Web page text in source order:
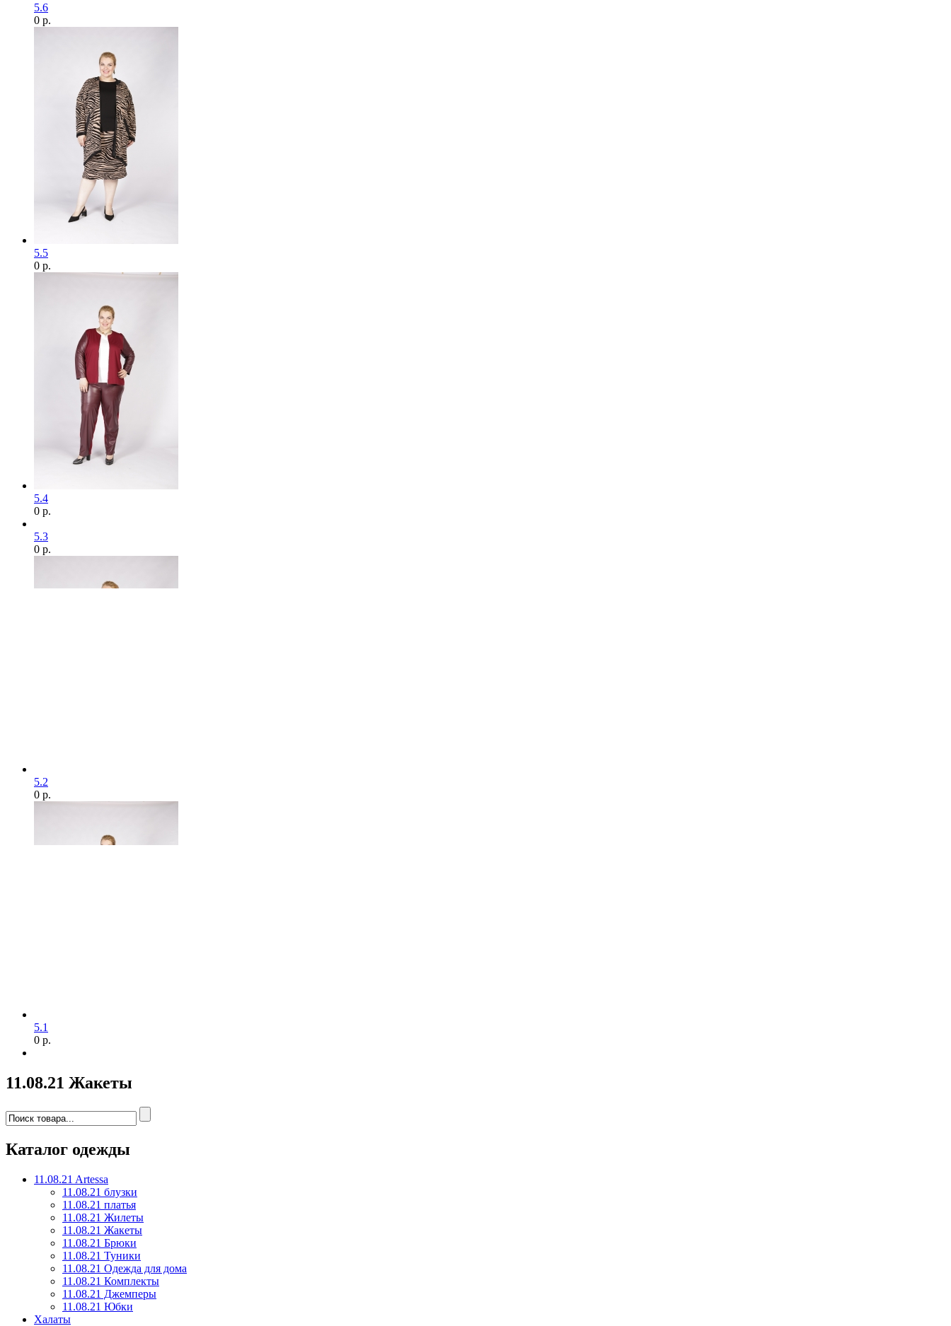
5.6
0 р.
5.5
0 р.
5.4
0 р.
5.3
0 р.
5.2
0 р.
5.1
0 р.
11.08.21 Жакеты
Каталог одежды
11.08.21 Artessa
11.08.21 блузки
11.08.21 платья
11.08.21 Жилеты
11.08.21 Жакеты
11.08.21 Брюки
11.08.21 Туники
11.08.21 Одежда для дома
11.08.21 Комплекты
11.08.21 Джемперы
11.08.21 Юбки
Халаты